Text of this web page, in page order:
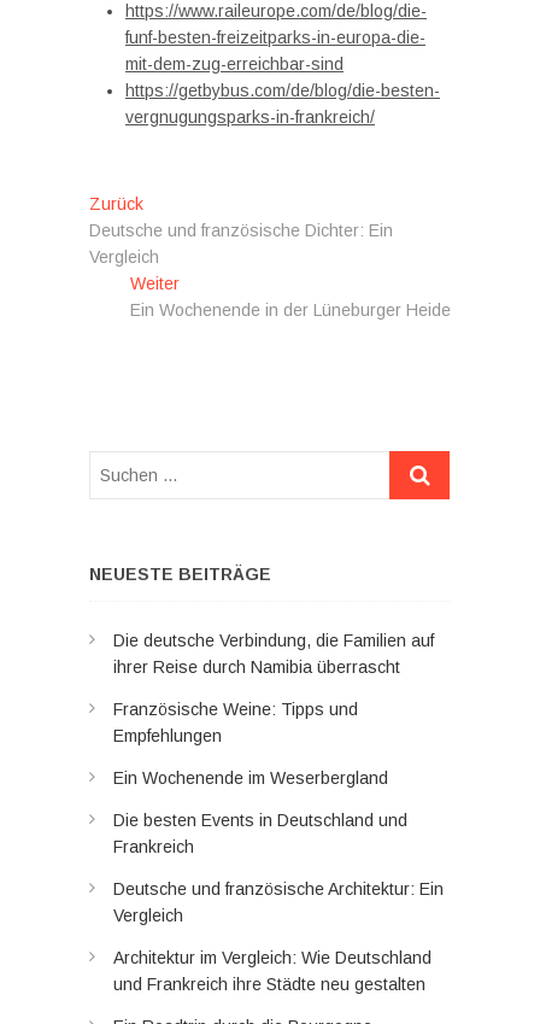
https://www.raileurope.com/de/blog/die-
funf-besten-freizeitparks-in-europa-die-
mit-dem-zug-erreichbar-sind
https://getbybus.com/de/blog/die-besten-
vergnugungsparks-in-frankreich/
Beitragsnavigation
ZurückVorheriger
Beitrag:
Deutsche und französische Dichter: Ein
Vergleich
WeiterNächster
Beitrag:
Ein Wochenende in der Lüneburger Heide
Suchen
NEUESTE BEITRÄGE
Die deutsche Verbindung, die Familien auf
ihrer Reise durch Namibia überrascht
Französische Weine: Tipps und
Empfehlungen
Ein Wochenende im Weserbergland
Die besten Events in Deutschland und
Frankreich
Deutsche und französische Architektur: Ein
Vergleich
Architektur im Vergleich: Wie Deutschland
und Frankreich ihre Städte neu gestalten